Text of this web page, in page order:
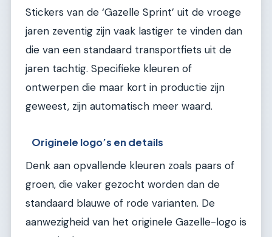
Stickers van de ‘Gazelle Sprint’ uit de vroege
jaren zeventig zijn vaak lastiger te vinden dan
die van een standaard transportfiets uit de
jaren tachtig. Specifieke kleuren of
ontwerpen die maar kort in productie zijn
geweest, zijn automatisch meer waard.
Originele logo’s en details
Denk aan opvallende kleuren zoals paars of
groen, die vaker gezocht worden dan de
standaard blauwe of rode varianten. De
aanwezigheid van het originele Gazelle-logo is